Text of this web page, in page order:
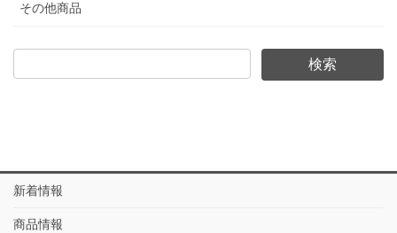
その他商品
新着情報
商品情報